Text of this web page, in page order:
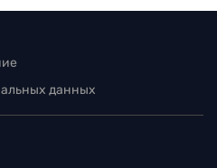
данных